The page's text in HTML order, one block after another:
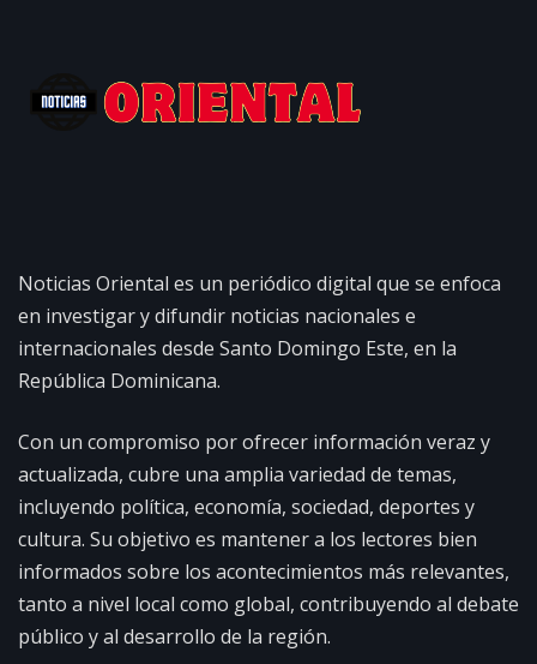
Noticias Oriental es un periódico digital que se enfoca
en investigar y difundir noticias nacionales e
internacionales desde Santo Domingo Este, en la
República Dominicana.
Con un compromiso por ofrecer información veraz y
actualizada, cubre una amplia variedad de temas,
incluyendo política, economía, sociedad, deportes y
cultura. Su objetivo es mantener a los lectores bien
informados sobre los acontecimientos más relevantes,
tanto a nivel local como global, contribuyendo al debate
público y al desarrollo de la región.